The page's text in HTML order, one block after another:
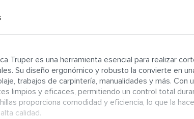
Truper es una herramienta esencial para realizar
Su diseño ergonómico y robusto la convierte en
trabajos de carpintería, manualidades y más. Con
limpios y eficaces, permitiendo un control total
proporciona comodidad y eficiencia, lo que la
calidad.